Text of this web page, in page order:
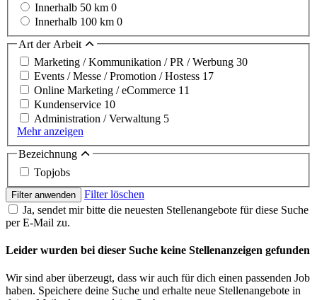
Innerhalb 50 km 0
Innerhalb 100 km 0
Art der Arbeit
Marketing / Kommunikation / PR / Werbung 30
Events / Messe / Promotion / Hostess 17
Online Marketing / eCommerce 11
Kundenservice 10
Administration / Verwaltung 5
Mehr anzeigen
Bezeichnung
Topjobs
Filter anwenden
Filter löschen
Ja, sendet mir bitte die neuesten Stellenangebote für diese Suche
per E-Mail zu.
Leider wurden bei dieser Suche keine Stellenanzeigen gefunden
Wir sind aber überzeugt, dass wir auch für dich einen passenden Job
haben. Speichere deine Suche und erhalte neue Stellenangebote in